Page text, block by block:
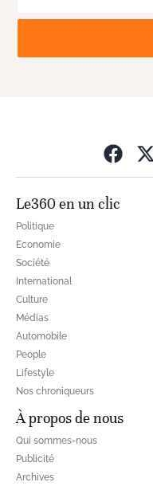
Le360 en un clic
Politique
Economie
Société
International
Culture
Médias
Automobile
People
Lifestyle
Nos chroniqueurs
À propos de nous
Qui sommes-nous
Publicité
Archives